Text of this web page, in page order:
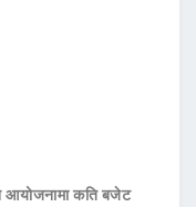
कति बजेट